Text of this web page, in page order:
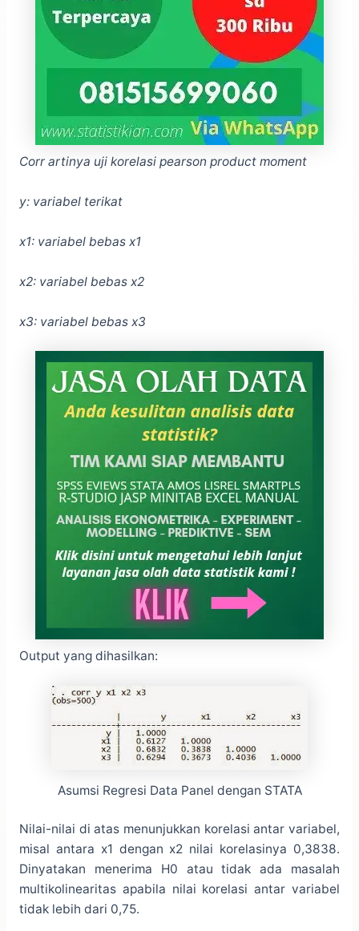
Corr artinya uji korelasi pearson product moment
y: variabel terikat
x1: variabel bebas x1
x2: variabel bebas x2
x3: variabel bebas x3
Output yang dihasilkan:
Asumsi Regresi Data Panel dengan STATA
Nilai-nilai di atas menunjukkan korelasi antar variabel,
misal antara x1 dengan x2 nilai korelasinya 0,3838.
Dinyatakan menerima H0 atau tidak ada masalah
multikolinearitas apabila nilai korelasi antar variabel
tidak lebih dari 0,75.